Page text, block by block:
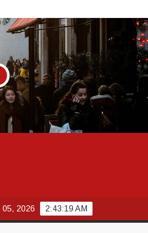
prorroga até 20 de agosto a mostra
2:43:20 AM
05, 2026